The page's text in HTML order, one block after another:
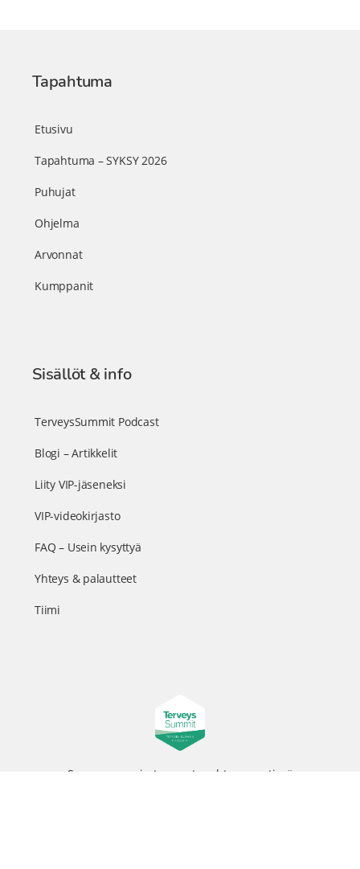
Tapahtuma
Etusivu
Tapahtuma – SYKSY 2026
Puhujat
Ohjelma
Arvonnat
Kumppanit
Sisällöt & info
TerveysSummit Podcast
Blogi – Artikkelit
Liity VIP-jäseneksi
VIP-videokirjasto
FAQ – Usein kysyttyä
Yhteys & palautteet
Tiimi
Suomen suurin terveystapahtuma netissä